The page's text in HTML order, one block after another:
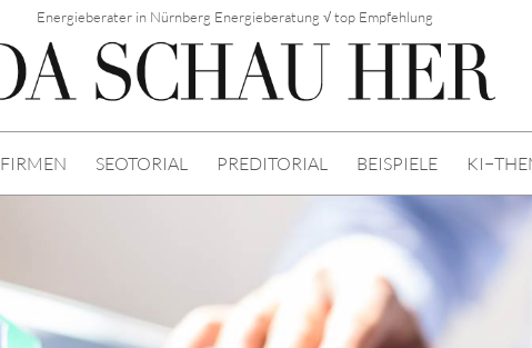
Energieberater in Nürnberg Energieberatung √ top Empfehlung
FIRMEN SEOTORIAL PREDITORIAL BEISPIELE